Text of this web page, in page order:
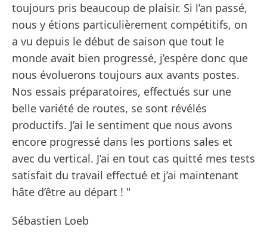
toujours pris beaucoup de plaisir. Si l’an passé,
nous y étions particulièrement compétitifs, on
a vu depuis le début de saison que tout le
monde avait bien progressé, j’espère donc que
nous évoluerons toujours aux avants postes.
Nos essais préparatoires, effectués sur une
belle variété de routes, se sont révélés
productifs. J’ai le sentiment que nous avons
encore progressé dans les portions sales et
avec du vertical. J’ai en tout cas quitté mes tests
satisfait du travail effectué et j’ai maintenant
hâte d’être au départ ! "
Sébastien Loeb